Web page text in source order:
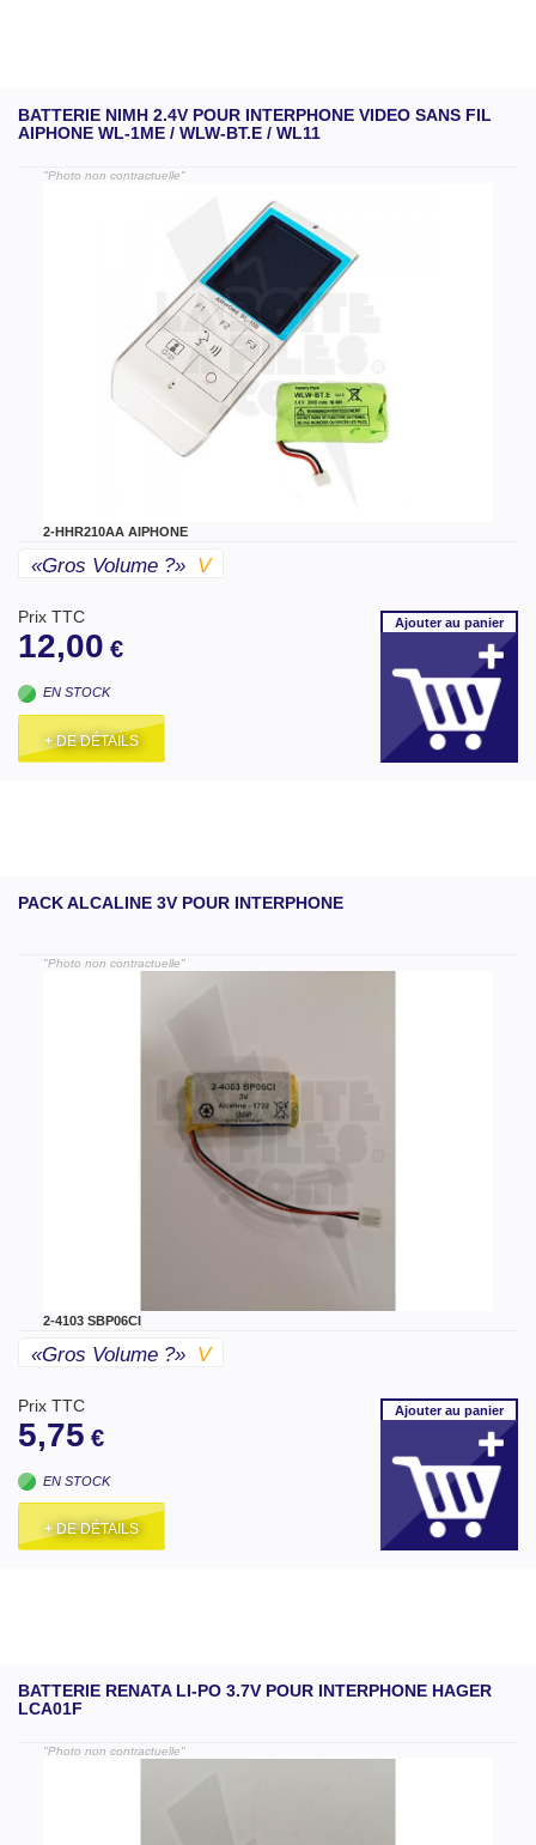
BATTERIE NIMH 2.4V POUR INTERPHONE VIDEO SANS FIL
AIPHONE WL-1ME / WLW-BT.E / WL11
"Photo non contractuelle"
2-HHR210AA AIPHONE
«gros Volume ?» V
Prix TTC
12,00 €
EN STOCK
+ DE DÉTAILS
Ajouterau panier
PACK ALCALINE 3V POUR INTERPHONE
"Photo non contractuelle"
2-4103 SBP06CI
«gros Volume ?» V
Prix TTC
5,75 €
EN STOCK
+ DE DÉTAILS
Ajouterau panier
BATTERIE RENATA LI-PO 3.7V POUR INTERPHONE HAGER
LCA01F
"Photo non contractuelle"